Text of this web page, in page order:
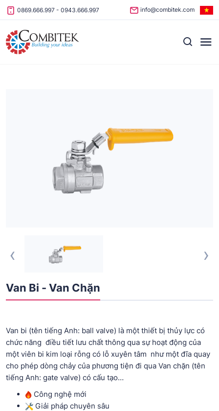
Skip to content
0869.666.997 - 0943.666.997 info@combitek.com
‹ ›
Van Bi - Van Chặn
Van bi (tên tiếng Anh: ball valve) là một thiết bị thủy lực có
chức năng điều tiết lưu chất thông qua sự hoạt động của
một viên bi kim loại rỗng có lỗ xuyên tâm như một đĩa quay
cho phép dòng chảy của phương tiện đi qua Van chặn (tên
tiếng Anh: gate valve) có cấu tạo…
Công nghệ mới
Giải pháp chuyên sâu